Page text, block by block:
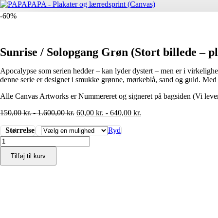
-60%
Sunrise / Solopgang Grøn (Stort billede –
Apocalypse som serien hedder – kan lyder dystert – men er i
denne serie er designet i smukke grønne, mørkeblå, sand og guld.
Alle Canvas Artworks er Nummereret og signeret på bagsiden (Vi
150,00kr.-1.600,00kr. 60,00 kr. - 640,00 kr.
Størrelse
Ryd
Sunrise
/
Solopgang
Grøn
Tilføj til kurv